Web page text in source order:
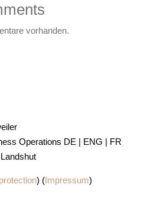
vorhanden.
Operations DE | ENG | FR
) (Impressum)